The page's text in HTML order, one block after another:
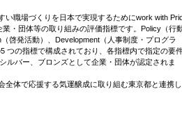
職場づくりを日本で実現するためにwork with
・団体等の取り組みの評価指標です。Policy（行
啓発活動）、Development（人事制度・プログラ
つの指標で構成されており、各指標内で指定の要
ルバー、ブロンズとして企業・団体が認定されま
体で応援する気運醸成に取り組む東京都と連携し